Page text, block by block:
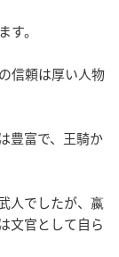
。
信頼は厚い人物
豊富で、王騎か
人でしたが、嬴
文官として自ら